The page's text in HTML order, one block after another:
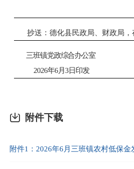
抄送： 德化县民政局 财政局 ，
三班镇党政综合办公室
2026年6月3日印发
附件下载
附件1：2026年6月三班镇农村低保金